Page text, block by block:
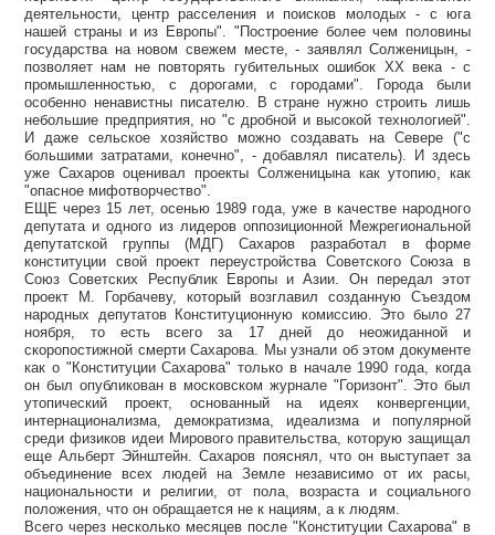
деятельности, центр расселения и поисков молодых - с юга
нашей страны и из Европы". "Построение более чем половины
государства на новом свежем месте, - заявлял Солженицын, -
позволяет нам не повторять губительных ошибок XX века - с
промышленностью, с дорогами, с городами". Города были
особенно ненавистны писателю. В стране нужно строить лишь
небольшие предприятия, но "с дробной и высокой технологией".
И даже сельское хозяйство можно создавать на Севере ("с
большими затратами, конечно", - добавлял писатель). И здесь
уже Сахаров оценивал проекты Солженицына как утопию, как
"опасное мифотворчество".
ЕЩЕ через 15 лет, осенью 1989 года, уже в качестве народного
депутата и одного из лидеров оппозиционной Межрегиональной
депутатской группы (МДГ) Сахаров разработал в форме
конституции свой проект переустройства Советского Союза в
Союз Советских Республик Европы и Азии. Он передал этот
проект М. Горбачеву, который возглавил созданную Съездом
народных депутатов Конституционную комиссию. Это было 27
ноября, то есть всего за 17 дней до неожиданной и
скоропостижной смерти Сахарова. Мы узнали об этом документе
как о "Конституции Сахарова" только в начале 1990 года, когда
он был опубликован в московском журнале "Горизонт". Это был
утопический проект, основанный на идеях конвергенции,
интернационализма, демократизма, идеализма и популярной
среди физиков идеи Мирового правительства, которую защищал
еще Альберт Эйнштейн. Сахаров пояснял, что он выступает за
объединение всех людей на Земле независимо от их расы,
национальности и религии, от пола, возраста и социального
положения, что он обращается не к нациям, а к людям.
Всего через несколько месяцев после "Конституции Сахарова" в